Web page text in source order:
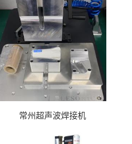
常州超声波焊接机